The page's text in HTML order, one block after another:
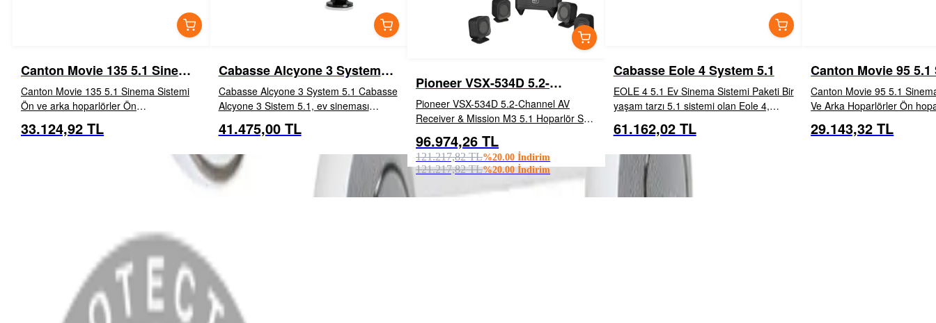
Canton Movie 135 5.1 Sinema
Sistemi
Canton Movie 135 5.1 Sinema Sistemi
Ön ve arka hoparlörler Ön
hoparlörlerimiz sütun veya kompakt
uydular şeklinde gelir, odayı bir sahneye
33.124,92 TL
İNCELE
Cabasse Alcyone 3 System
5.1
Cabasse Alcyone 3 System 5.1 Cabasse
Alcyone 3 Sistem 5.1, ev sineması
uygulamaları için tasarlanmış, yüksek
kaliteli bir surround ses sistemidir. Üstün
41.475,00 TL
İNCELE
Pioneer VSX-534D 5.2-
Channel AV Receiver &
Mission M3 5.1 Hoparlör Seti
Pioneer VSX-534D 5.2-Channel AV
Receiver & Mission M3 5.1 Hoparlör Seti
Pioneer VSX-534D 5.2-Channel AV
Receiver VSX-534D, kolay kurulum için
önceki modele göre %12 dah...
96.974,26 TL
121.217,82 TL%20.00 İndirim
121.217,82 TL%20.00İndirim
İNCELE
Cabasse Eole 4 System 5.1
EOLE 4 5.1 Ev Sinema Sistemi Paketi Bir
yaşam tarzı 5.1 sistemi olan Eole 4,
herhangi bir Cabasse sistemine özgü
akustik nitelikleri yoğunlaştırır: verimlilik,
61.162,02 TL
İNCELE
Canton Movie 95 5.1
Sistemi
Canton Movie 95 5.1 Sinema
Ve Arka Hoparlörler Ön
kompakt uydu biçiminde
sahneye çevirir ve geniş bir
29.143,32 TL
İNCELE
Anasayfa
Hakkımızda
Blog